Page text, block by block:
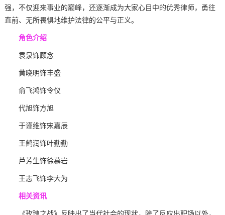
强，不仅迎来事业的巅峰，还逐渐成为大家心目中的优秀律师，勇往
直前、无所畏惧地维护法律的公平与正义。
角色介绍
袁泉饰顾念
黄晓明饰丰盛
俞飞鸿饰令仪
代旭饰方旭
于谨维饰宋嘉辰
王鹤润饰叶勤勤
芦芳生饰徐慕岩
王志飞饰李大为
相关资讯